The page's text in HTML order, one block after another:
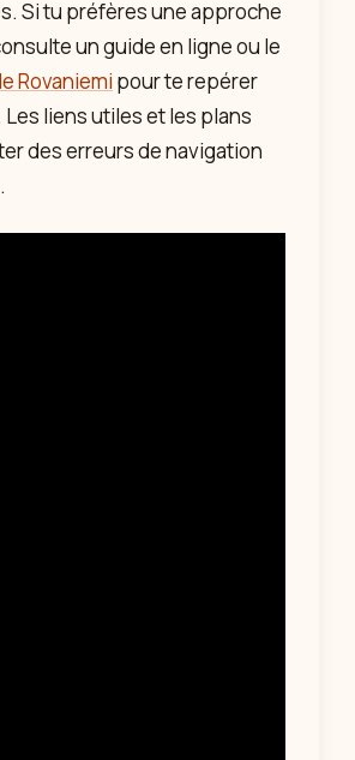
Si tu préfères une approche
un guide en ligne ou le
Rovaniemi pour te repérer
Les liens utiles et les plans
des erreurs de navigation